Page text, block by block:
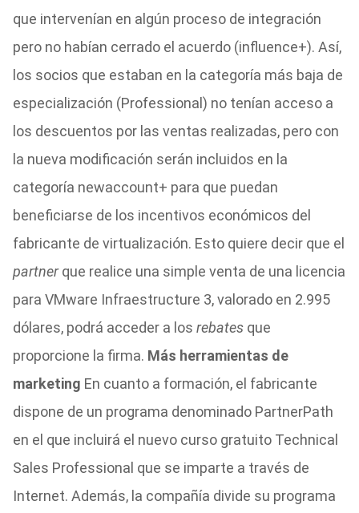
que intervenían en algún proceso de integración
pero no habían cerrado el acuerdo (influence+). Así,
los socios que estaban en la categoría más baja de
especialización (Professional) no tenían acceso a
los descuentos por las ventas realizadas, pero con
la nueva modificación serán incluidos en la
categoría newaccount+ para que puedan
beneficiarse de los incentivos económicos del
fabricante de virtualización. Esto quiere decir que el
partnerque realice una simple venta de una licencia
para VMware Infraestructure 3, valorado en 2.995
dólares, podrá acceder a los rebatesque
proporcione la firma. Más herramientas de
marketing En cuanto a formación, el fabricante
dispone de un programa denominado PartnerPath
en el que incluirá el nuevo curso gratuito Technical
Sales Professional que se imparte a través de
Internet. Además, la compañía divide su programa